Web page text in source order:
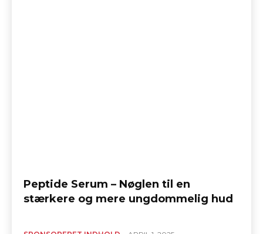
Peptide Serum – Nøglen til en
stærkere og mere ungdommelig hud